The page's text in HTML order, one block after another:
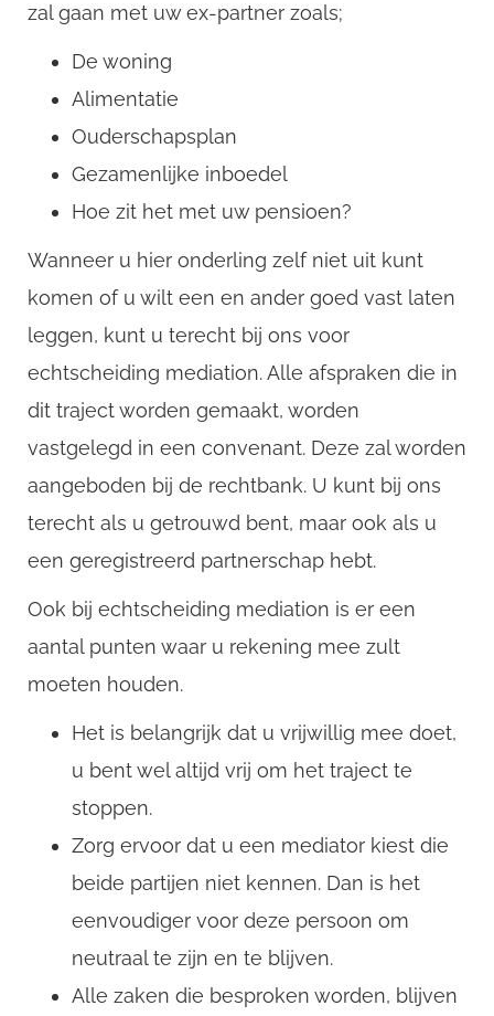
zal gaan met uw ex-partner zoals;
De woning
Alimentatie
Ouderschapsplan
Gezamenlijke inboedel
Hoe zit het met uw pensioen?
Wanneer u hier onderling zelf niet uit kunt
komen of u wilt een en ander goed vast laten
leggen, kunt u terecht bij ons voor
echtscheiding mediation. Alle afspraken die in
dit traject worden gemaakt, worden
vastgelegd in een convenant. Deze zal worden
aangeboden bij de rechtbank. U kunt bij ons
terecht als u getrouwd bent, maar ook als u
een geregistreerd partnerschap hebt.
Ook bij echtscheiding mediation is er een
aantal punten waar u rekening mee zult
moeten houden.
Het is belangrijk dat u vrijwillig mee doet,
u bent wel altijd vrij om het traject te
stoppen.
Zorg ervoor dat u een mediator kiest die
beide partijen niet kennen. Dan is het
eenvoudiger voor deze persoon om
neutraal te zijn en te blijven.
Alle zaken die besproken worden, blijven
CompanyName
Username